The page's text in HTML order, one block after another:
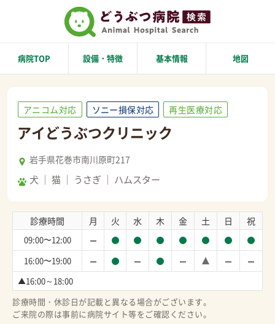
病院TOP 設備・特徴 基本情報 地図
アニコム対応 ソニー損保対応 再生医療対応
アイどうぶつクリニック
岩手県花巻市南川原町217
犬 猫 うさぎ ハムスター
診療時間 月 火 水 木 金 土 日 祝
09:00〜12:00
16:00〜19:00
▲16:00～18:00
診療時間・休診日が記載と異なる場合がございます。
ご来院の際は事前に病院サイト等をご確認ください。